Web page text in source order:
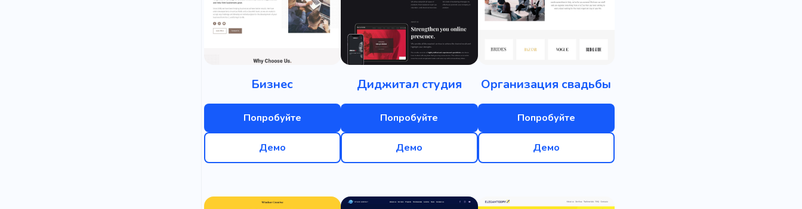
Бизнес
Попробуйте
Демо
Диджитал студия
Попробуйте
Демо
Организация свадьбы
Попробуйте
Демо